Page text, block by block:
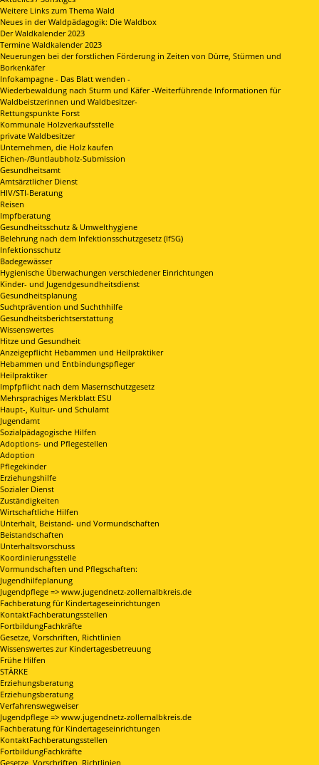
Weitere Links zum Thema Wald
Neues in der Waldpädagogik: Die Waldbox
Der Waldkalender 2023
Termine Waldkalender 2023
Neuerungen bei der forstlichen Förderung in Zeiten von Dürre, Stürmen und
Borkenkäfer
Infokampagne - Das Blatt wenden -
Wiederbewaldung nach Sturm und Käfer -Weiterführende Informationen für
Waldbeistzerinnen und Waldbesitzer-
Rettungspunkte Forst
Kommunale Holzverkaufsstelle
private Waldbesitzer
Unternehmen, die Holz kaufen
Eichen-/Buntlaubholz-Submission
Gesundheitsamt
Amtsärztlicher Dienst
HIV/STI-Beratung
Reisen
Impfberatung
Gesundheitsschutz & Umwelthygiene
Belehrung nach dem Infektionsschutzgesetz (IfSG)
Infektionsschutz
Badegewässer
Hygienische Überwachungen verschiedener Einrichtungen
Kinder- und Jugendgesundheitsdienst
Gesundheitsplanung
Suchtprävention und Suchthhilfe
Gesundheitsberichtserstattung
Wissenswertes
Hitze und Gesundheit
Anzeigepflicht Hebammen und Heilpraktiker
Hebammen und Entbindungspfleger
Heilpraktiker
Impfpflicht nach dem Masernschutzgesetz
Mehrsprachiges Merkblatt ESU
Haupt-, Kultur- und Schulamt
Jugendamt
Sozialpädagogische Hilfen
Adoptions- und Pflegestellen
Adoption
Pflegekinder
Erziehungshilfe
Sozialer Dienst
Zuständigkeiten
Wirtschaftliche Hilfen
Unterhalt, Beistand- und Vormundschaften
Beistandschaften
Unterhaltsvorschuss
Koordinierungsstelle
Vormundschaften und Pflegschaften:
Jugendhilfeplanung
Jugendpflege => www.jugendnetz-zollernalbkreis.de
Fachberatung für Kindertageseinrichtungen
KontaktFachberatungsstellen
FortbildungFachkräfte
Gesetze, Vorschriften, Richtlinien
Wissenswertes zur Kindertagesbetreuung
Frühe Hilfen
STÄRKE
Erziehungsberatung
Erziehungsberatung
Verfahrenswegweiser
Jugendpflege => www.jugendnetz-zollernalbkreis.de
Fachberatung für Kindertageseinrichtungen
KontaktFachberatungsstellen
FortbildungFachkräfte
Gesetze, Vorschriften, Richtlinien